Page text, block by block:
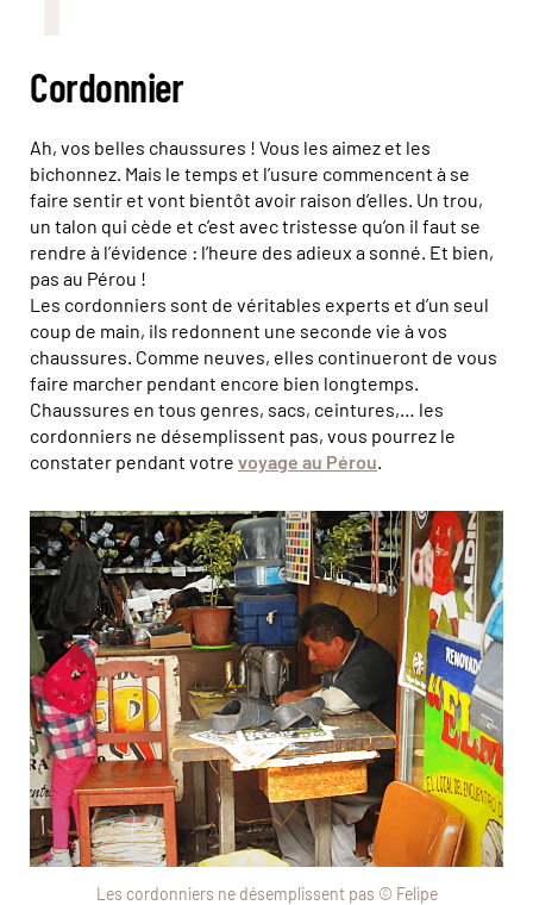
Cordonnier
Ah, vos belles chaussures ! Vous les aimez et les
bichonnez. Mais le temps et l’usure commencent à se
faire sentir et vont bientôt avoir raison d’elles. Un trou,
un talon qui cède et c’est avec tristesse qu’on il faut se
rendre à l’évidence : l’heure des adieux a sonné. Et bien,
pas au Pérou !
Les cordonniers sont de véritables experts et d’un seul
coup de main, ils redonnent une seconde vie à vos
chaussures. Comme neuves, elles continueront de vous
faire marcher pendant encore bien longtemps.
Chaussures en tous genres, sacs, ceintures,… les
cordonniers ne désemplissent pas, vous pourrez le
constater pendant votre voyage au Pérou.
Les cordonniers ne désemplissent pas © Felipe